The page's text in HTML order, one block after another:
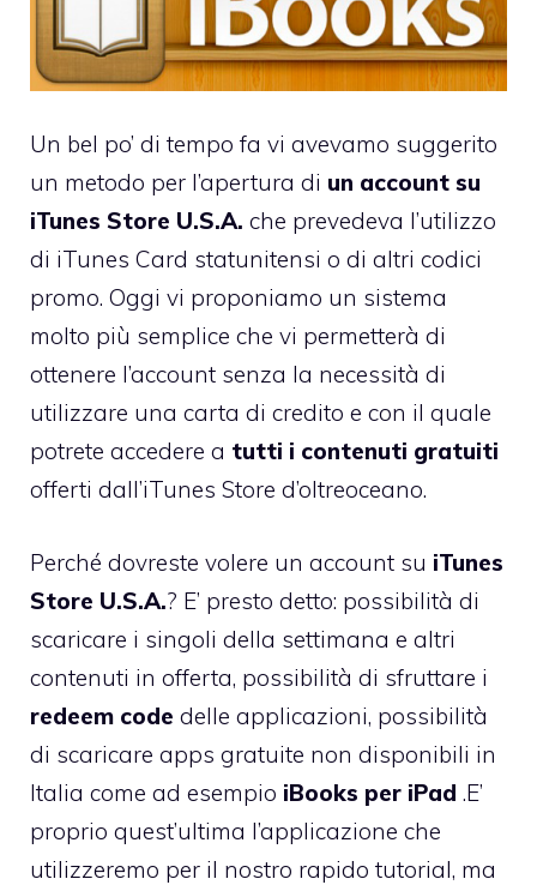
Un bel po’ di tempo fa vi avevamo suggerito
un metodo per l’apertura di un account su
iTunes Store U.S.A. che prevedeva l’utilizzo
di iTunes Card statunitensi o di altri codici
promo. Oggi vi proponiamo un sistema
molto più semplice che vi permetterà di
ottenere l’account senza la necessità di
utilizzare una carta di credito e con il quale
potrete accedere a tutti i contenuti gratuiti
offerti dall’iTunes Store d’oltreoceano.
Perché dovreste volere un account su iTunes
Store U.S.A.? E’ presto detto: possibilità di
scaricare i singoli della settimana e altri
contenuti in offerta, possibilità di sfruttare i
redeem code delle applicazioni, possibilità
di scaricare apps gratuite non disponibili in
Italia come ad esempio iBooks per iPad .E’
proprio quest’ultima l’applicazione che
utilizzeremo per il nostro rapido tutorial, ma